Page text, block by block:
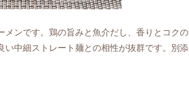
ンです。鶏の旨みと魚介だし、香りとコクの
中細ストレート麺との相性が抜群です。別添